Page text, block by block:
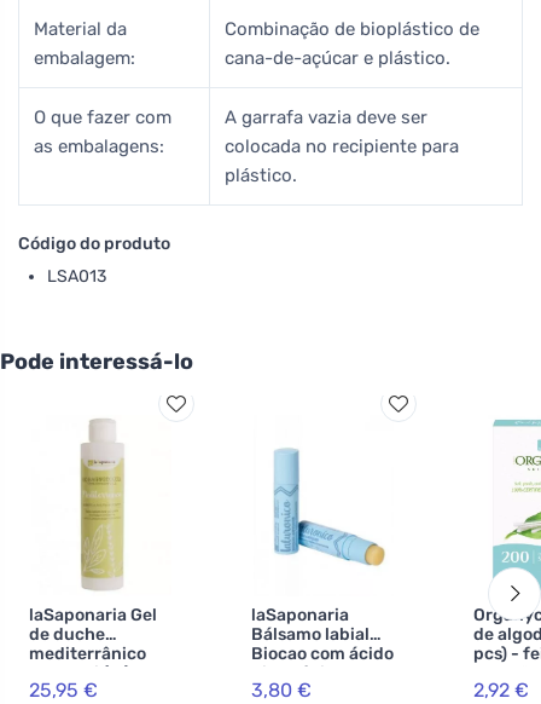
Material da
embalagem:
Combinação de bioplástico de
cana-de-açúcar e plástico.
O que fazer com
as embalagens:
A garrafa vazia deve ser
colocada no recipiente para
plástico.
Código do produto
LSA013
Pode interessá-lo
laSaponaria Gel
de duche
mediterrânico
BIO Maxi (1 l) -
com ervas
25,95 €
laSaponaria
Bálsamo labial
Biocao com ácido
hialurónico BIO
(5,7 ml)
3,80 €
de
pcs) -
e cartão
2,92 €